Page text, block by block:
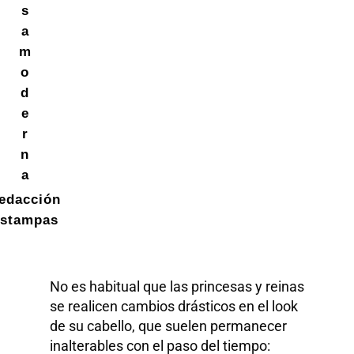
s
a
m
o
d
e
r
n
a
No es habitual que las princesas y reinas
se realicen cambios drásticos en el look
de su cabello, que suelen permanecer
inalterables con el paso del tiempo: